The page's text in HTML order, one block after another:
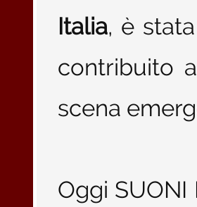
Italia, è
contribuito
scena
Oggi